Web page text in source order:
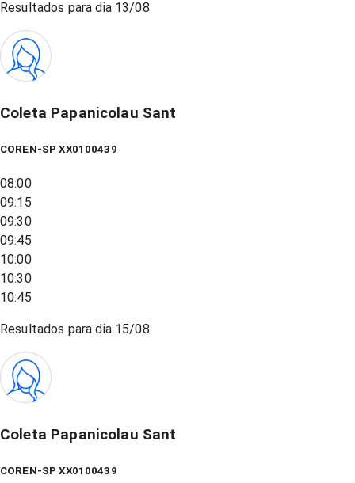
Resultados para dia 13/08
Coleta Papanicolau Sant
COREN-SP XX0100439
08:00
09:15
09:30
09:45
10:00
10:30
10:45
Resultados para dia 15/08
Coleta Papanicolau Sant
COREN-SP XX0100439